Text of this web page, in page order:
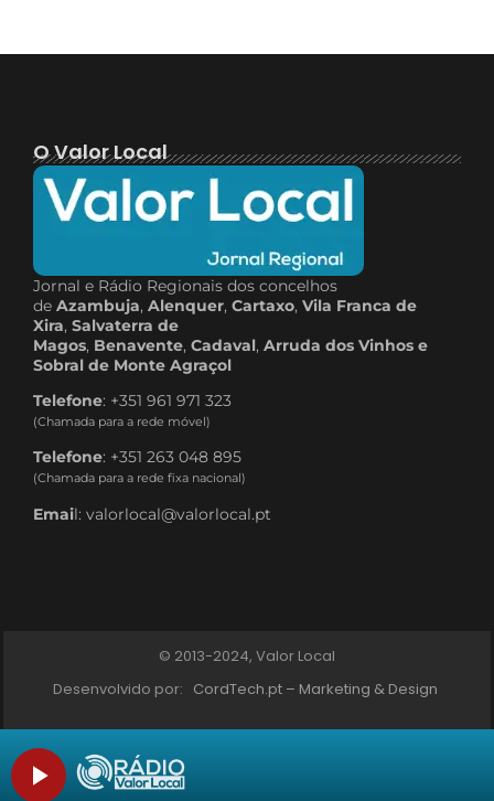
O Valor Local
Jornal e Rádio Regionais dos concelhos
de Azambuja, Alenquer, Cartaxo, Vila Franca de
Xira, Salvaterra de
Magos, Benavente, Cadaval, Arruda dos Vinhos e
Sobral de Monte Agraçol
Telefone: +351 961 971 323
(Chamada para a rede móvel)
Telefone: +351 263 048 895
(Chamada para a rede fixa nacional)
Email: valorlocal@valorlocal.pt
© 2013-2024, Valor Local
Desenvolvido por: CordTech.pt – Marketing & Design